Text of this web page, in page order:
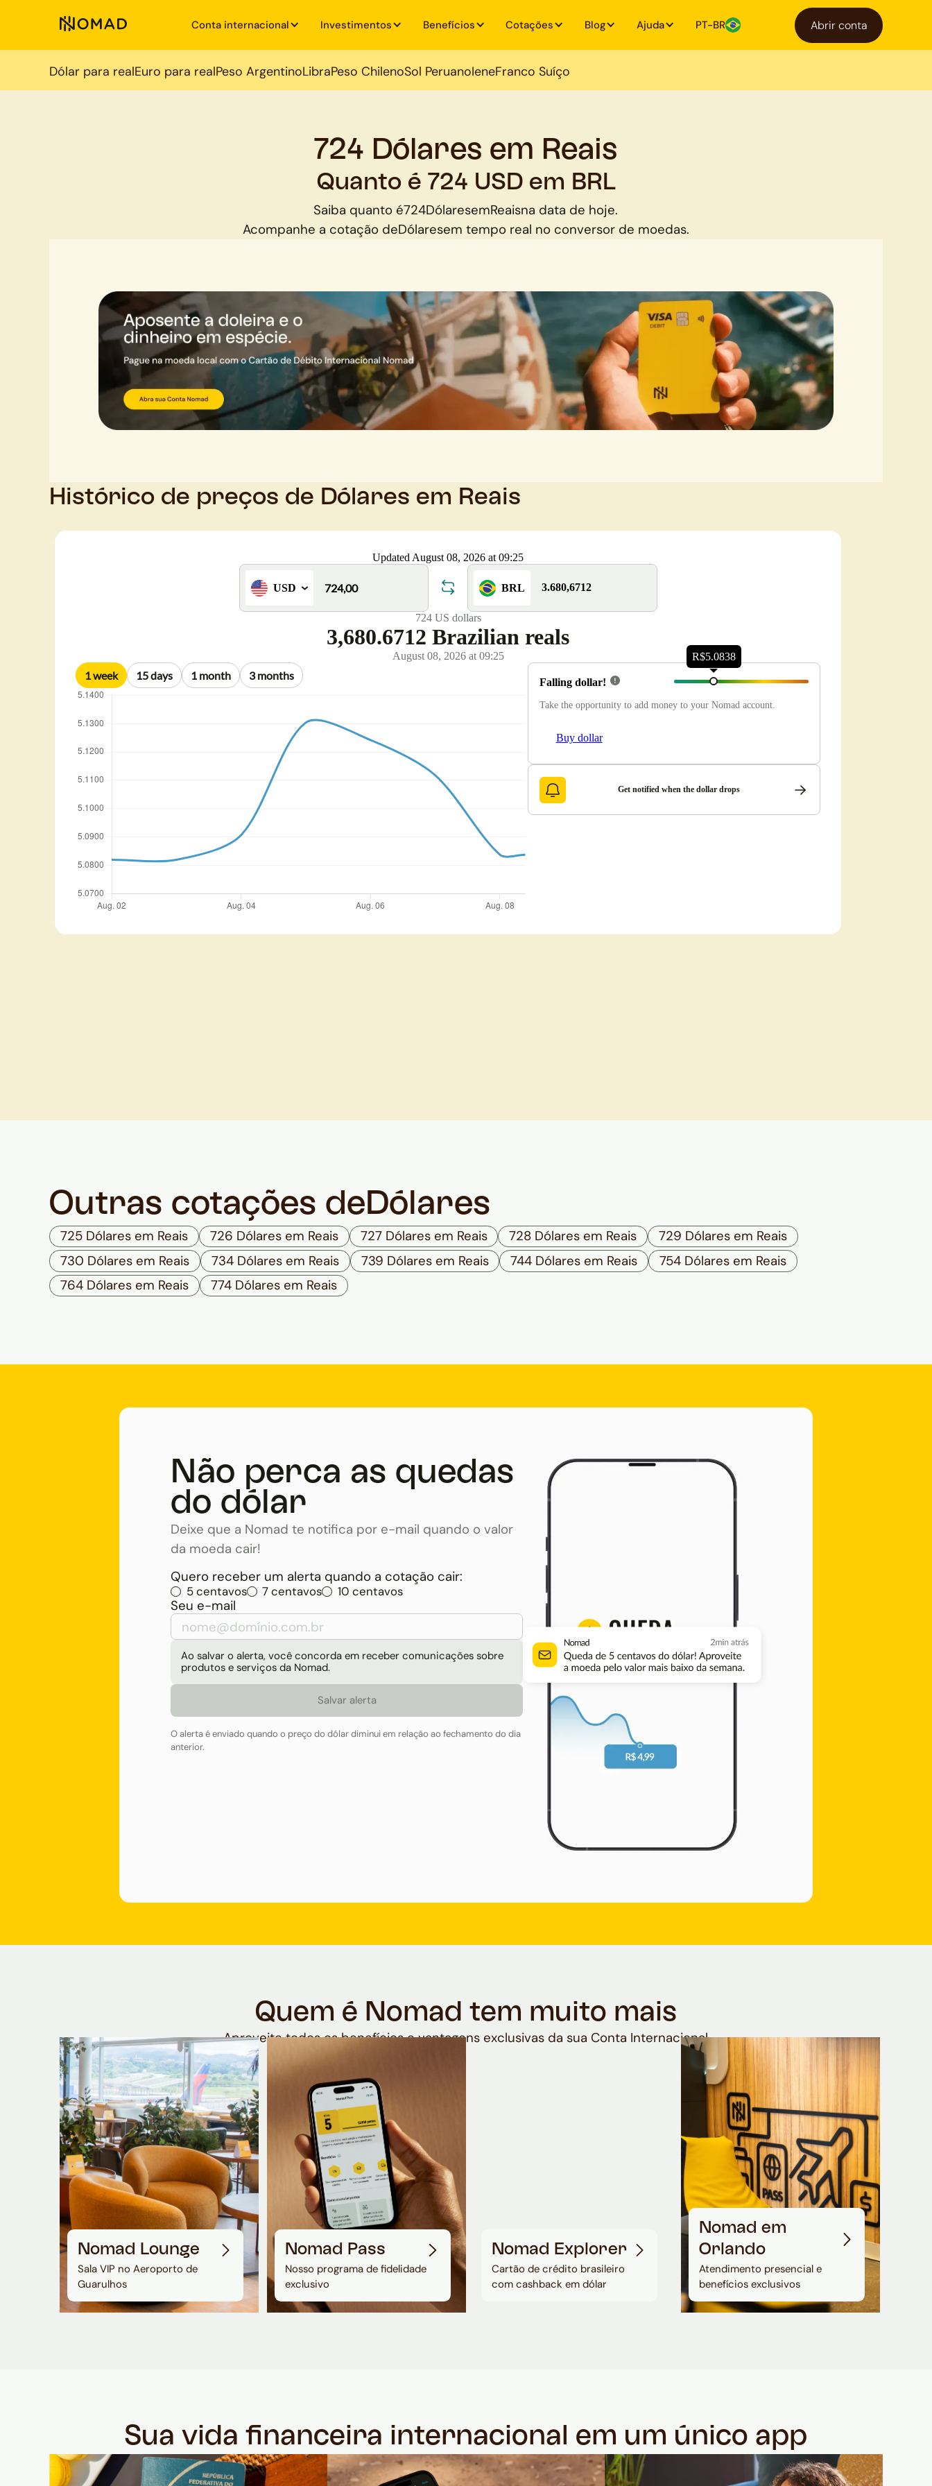
Conta internacional Investimentos Benefícios Cotações Blog Ajuda PT-BR Abrir conta
Dólar para realEuro para realPeso ArgentinoLibraPeso ChilenoSol PeruanoIeneFranco Suíço
724 Dólares em Reais
Quanto é 724 USD em BRL
Saiba quanto é724DólaresemReaisna data de hoje.
Acompanhe a cotação deDólaresem tempo real no conversor de moedas.
Histórico de preços de Dólares em Reais
Outras cotações de Dólares
725 Dólares em Reais 726 Dólares em Reais 727 Dólares em Reais 728 Dólares em Reais
729 Dólares em Reais
730 Dólares em Reais
734 Dólares em Reais 739 Dólares em Reais 744 Dólares em Reais
754 Dólares em Reais
764 Dólares em Reais
774 Dólares em Reais
Não perca as quedas
do dólar
Deixe que a Nomad te notifica por e-mail quando o valor
da moeda cair!
Quero receber um alerta quando a cotação cair:
5 centavos 7 centavos 10 centavos
Seu e-mail
Ao salvar o alerta, você concorda em receber comunicações sobre
produtos e serviços da Nomad.
O alerta é enviado quando o preço do dólar diminui em relação ao fechamento do dia
anterior.
Quem é Nomad tem muito mais
Aproveite todos os benefícios e vantagens exclusivas da sua Conta Internacional
Nomad Lounge
Sala VIP no Aeroporto de
Guarulhos
Nomad Pass
Nosso programa de fidelidade
exclusivo
Nomad Explorer
Cartão de crédito brasileiro
com cashback em dólar
Nomad em
Orlando
Atendimento presencial e
benefícios exclusivos
Sua vida financeira internacional em um único app